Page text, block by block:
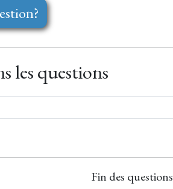
les questions
Fin des questions